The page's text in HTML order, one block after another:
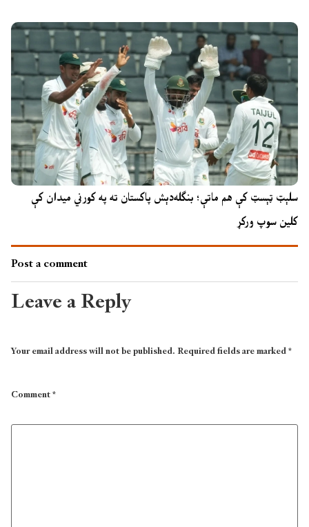
سلېټ ټېسټ کې هم ماتې؛ بنګله‌دېش پاکستان ته په کورني میدان کې
کلین سوپ ورکړ
Post a comment
Leave a Reply
Your email address will not be published.Required fields are marked*
Comment*